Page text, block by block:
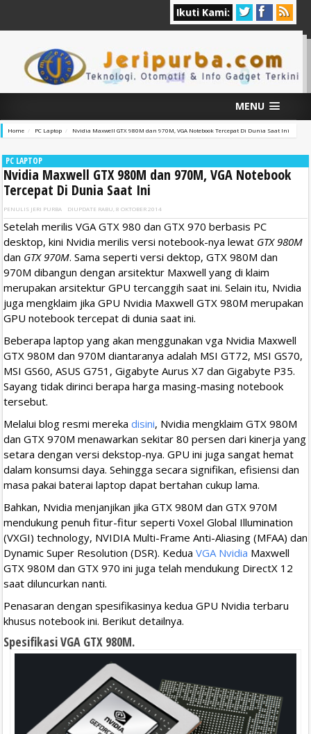
Ikuti Kami:
MENU
Home PC Laptop Nvidia Maxwell GTX 980M dan 970M, VGA Notebook Tercepat Di Dunia Saat Ini
PC LAPTOP
Nvidia Maxwell GTX 980M dan 970M, VGA Notebook
Tercepat Di Dunia Saat Ini
PENULIS JERI PURBA DIUPDATE RABU, 8 OKTOBER 2014
Setelah merilis VGA GTX 980 dan GTX 970 berbasis PC
desktop, kini Nvidia merilis versi notebook-nya lewat GTX 980M
dan GTX 970M. Sama seperti versi dektop, GTX 980M dan
970M dibangun dengan arsitektur Maxwell yang di klaim
merupakan arsitektur GPU tercanggih saat ini. Selain itu, Nvidia
juga mengklaim jika GPU Nvidia Maxwell GTX 980M merupakan
GPU notebook tercepat di dunia saat ini.
Beberapa laptop yang akan menggunakan vga Nvidia Maxwell
GTX 980M dan 970M diantaranya adalah MSI GT72, MSI GS70,
MSI GS60, ASUS G751, Gigabyte Aurus X7 dan Gigabyte P35.
Sayang tidak dirinci berapa harga masing-masing notebook
tersebut.
Melalui blog resmi mereka disini, Nvidia mengklaim GTX 980M
dan GTX 970M menawarkan sekitar 80 persen dari kinerja yang
setara dengan versi dekstop-nya. GPU ini juga sangat hemat
dalam konsumsi daya. Sehingga secara signifikan, efisiensi dan
masa pakai baterai laptop dapat bertahan cukup lama.
Bahkan, Nvidia menjanjikan jika GTX 980M dan GTX 970M
mendukung penuh fitur-fitur seperti Voxel Global Illumination
(VXGI) technology, NVIDIA Multi-Frame Anti-Aliasing (MFAA) dan
Dynamic Super Resolution (DSR). Kedua VGA Nvidia Maxwell
GTX 980M dan GTX 970 ini juga telah mendukung DirectX 12
saat diluncurkan nanti.
Penasaran dengan spesifikasinya kedua GPU Nvidia terbaru
khusus notebook ini. Berikut detailnya.
Spesifikasi VGA GTX 980M.